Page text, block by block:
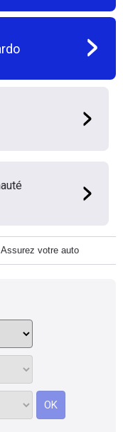
Assurez votre auto
OK